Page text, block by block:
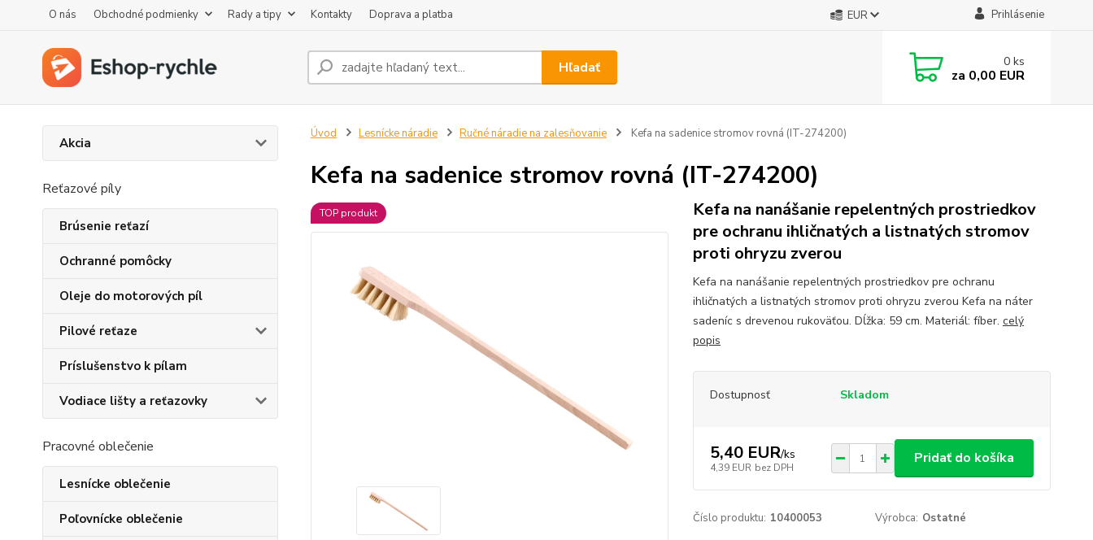
O nás Obchodné podmienky Rady a tipy Kontakty Doprava a platba EUR Prihlásenie
Hľadať 0 ks
za 0,00 EUR
Akcia
Reťazové píly
Brúsenie reťazí
Ochranné pomôcky
Oleje do motorových píl
Pilové reťaze
Príslušenstvo k pílam
Vodiace lišty a reťazovky
Pracovné oblečenie
Lesnícke oblečenie
Poľovnícke oblečenie
Úvod Lesnícke náradie Ručné náradie na zalesňovanie Kefa na sadenice stromov rovná (IT-274200)
Kefa na sadenice stromov rovná (IT-274200)
TOP produkt
Kefa na nanášanie repelentných prostriedkov
pre ochranu ihličnatých a listnatých stromov
proti ohryzu zverou
Kefa na nanášanie repelentných prostriedkov pre ochranu
ihličnatých a listnatých stromov proti ohryzu zverou Kefa na náter
sadeníc s drevenou rukoväťou. Dĺžka: 59 cm. Materiál: fíber. celý
popis
Dostupnosť Skladom
5,40 EUR/ks
4,39 EUR bez DPH
Pridať do košíka
Číslo produktu: 10400053 Výrobca: Ostatné